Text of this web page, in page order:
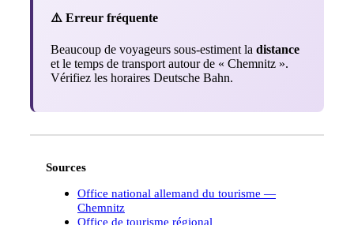
⚠️ Erreur fréquente
Beaucoup de voyageurs sous-estiment la distance
et le temps de transport autour de « Chemnitz ».
Vérifiez les horaires Deutsche Bahn.
Sources
Office national allemand du tourisme —
Chemnitz
Office de tourisme régional